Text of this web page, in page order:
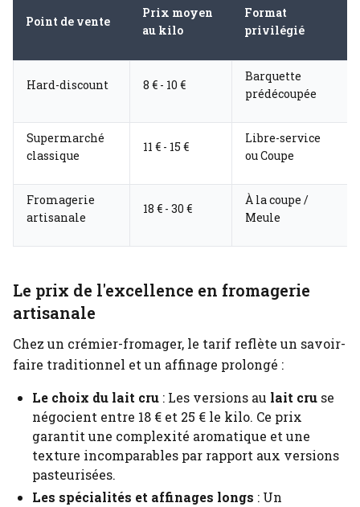
Point de vente
Prix moyen
au kilo
Format
privilégié
Hard-discount 8 € - 10 €
Barquette
prédécoupée
Supermarché
classique
11 € - 15 €
Libre-service
ou Coupe
Fromagerie
artisanale
18 € - 30 €
À la coupe /
Meule
Le prix de l'excellence en fromagerie
artisanale
Chez un crémier-fromager, le tarif reflète un savoir-
faire traditionnel et un affinage prolongé :
Le choix du lait cru : Les versions au lait cru se
négocient entre 18 € et 25 € le kilo. Ce prix
garantit une complexité aromatique et une
texture incomparables par rapport aux versions
pasteurisées.
Les spécialités et affinages longs : Un